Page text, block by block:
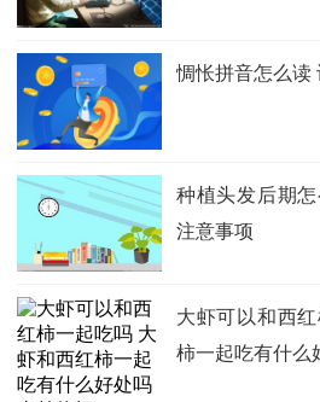
惆怅拼音怎么读
种植头发后期
注意事项
大虾可以和西
柿一起吃有什么